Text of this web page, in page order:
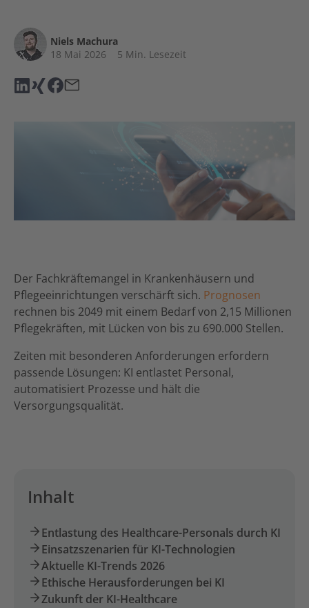
Niels Machura
18 Mai 2026
5 Min. Lesezeit
Der Fachkräftemangel in Krankenhäusern und
Pflegeeinrichtungen verschärft sich. Prognosen
rechnen bis 2049 mit einem Bedarf von 2,15 Millionen
Pflegekräften, mit Lücken von bis zu 690.000 Stellen.
Zeiten mit besonderen Anforderungen erfordern
passende Lösungen: KI entlastet Personal,
automatisiert Prozesse und hält die
Versorgungsqualität.
Inhalt
Entlastung des Healthcare-Personals durch KI
Einsatzszenarien für KI-Technologien
Aktuelle KI-Trends 2026
Ethische Herausforderungen bei KI
Zukunft der KI-Healthcare